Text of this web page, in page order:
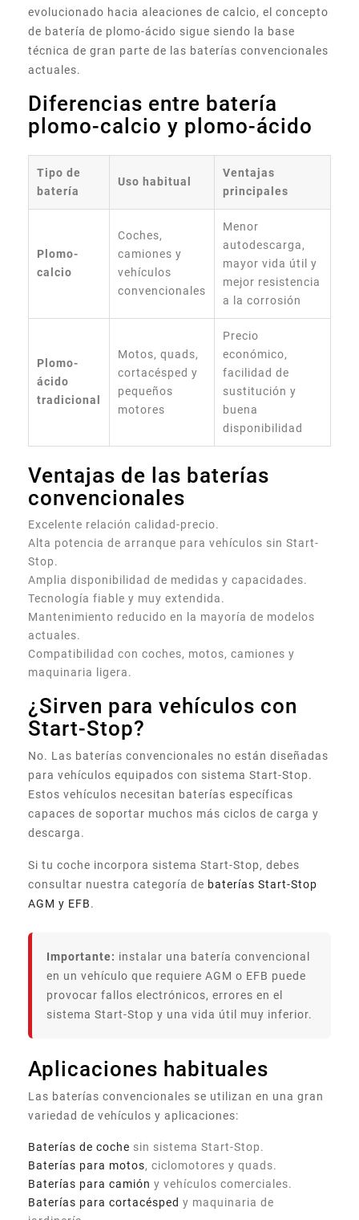
evolucionado hacia aleaciones de calcio, el concepto
de batería de plomo-ácido sigue siendo la base
técnica de gran parte de las baterías convencionales
actuales.
Diferencias entre batería
plomo-calcio y plomo-ácido
Tipo de
batería
Uso habitual
Ventajas
principales
Plomo-
calcio
Coches,
camiones y
vehículos
convencionales
Menor
autodescarga,
mayor vida útil y
mejor resistencia
a la corrosión
Plomo-
ácido
tradicional
Motos, quads,
cortacésped y
pequeños
motores
Precio
económico,
facilidad de
sustitución y
buena
disponibilidad
Ventajas de las baterías
convencionales
Excelente relación calidad-precio.
Alta potencia de arranque para vehículos sin Start-
Stop.
Amplia disponibilidad de medidas y capacidades.
Tecnología fiable y muy extendida.
Mantenimiento reducido en la mayoría de modelos
actuales.
Compatibilidad con coches, motos, camiones y
maquinaria ligera.
¿Sirven para vehículos con
Start-Stop?
No. Las baterías convencionales no están diseñadas
para vehículos equipados con sistema Start-Stop.
Estos vehículos necesitan baterías específicas
capaces de soportar muchos más ciclos de carga y
descarga.
Si tu coche incorpora sistema Start-Stop, debes
consultar nuestra categoría de baterías Start-Stop
AGM y EFB.
Importante: instalar una batería convencional
en un vehículo que requiere AGM o EFB puede
provocar fallos electrónicos, errores en el
sistema Start-Stop y una vida útil muy inferior.
Aplicaciones habituales
Las baterías convencionales se utilizan en una gran
variedad de vehículos y aplicaciones:
Baterías de coche sin sistema Start-Stop.
Baterías para motos, ciclomotores y quads.
Baterías para camión y vehículos comerciales.
Baterías para cortacésped y maquinaria de